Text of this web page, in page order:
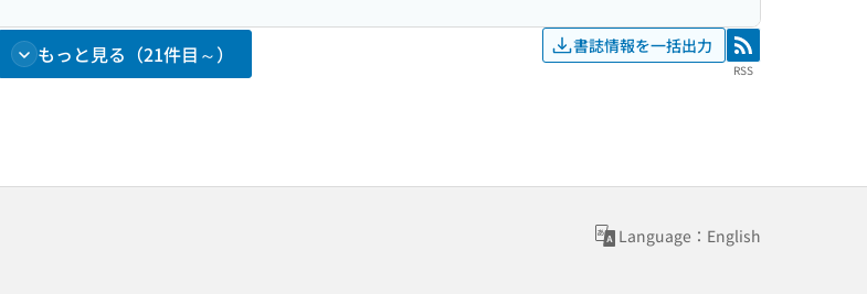
もっと見る（21件目～） 書誌情報を一括出力 RSS
RSS
Language：English